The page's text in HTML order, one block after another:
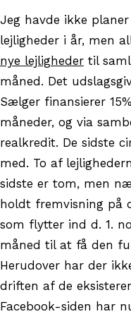
Jeg havde ikke
lejligheder i år, men
nye lejligheder til
måned. Det
Sælger finansierer
måneder, og via
realkredit. De sidste
med. To af
sidste er tom, men
holdt fremvisning på
som flytter ind d. 1.
måned til at få den
Herudover har der
driften af de
Facebook-siden har